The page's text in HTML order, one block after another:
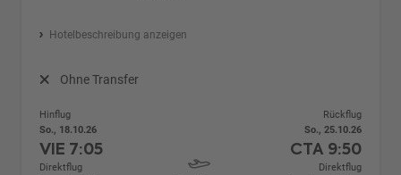
Hotelbeschreibung anzeigen
Ohne Transfer
Hinflug
So., 18.10.26
VIE 7:05
Direktflug
Rückflug
So., 25.10.26
CTA 9:50
Direktflug